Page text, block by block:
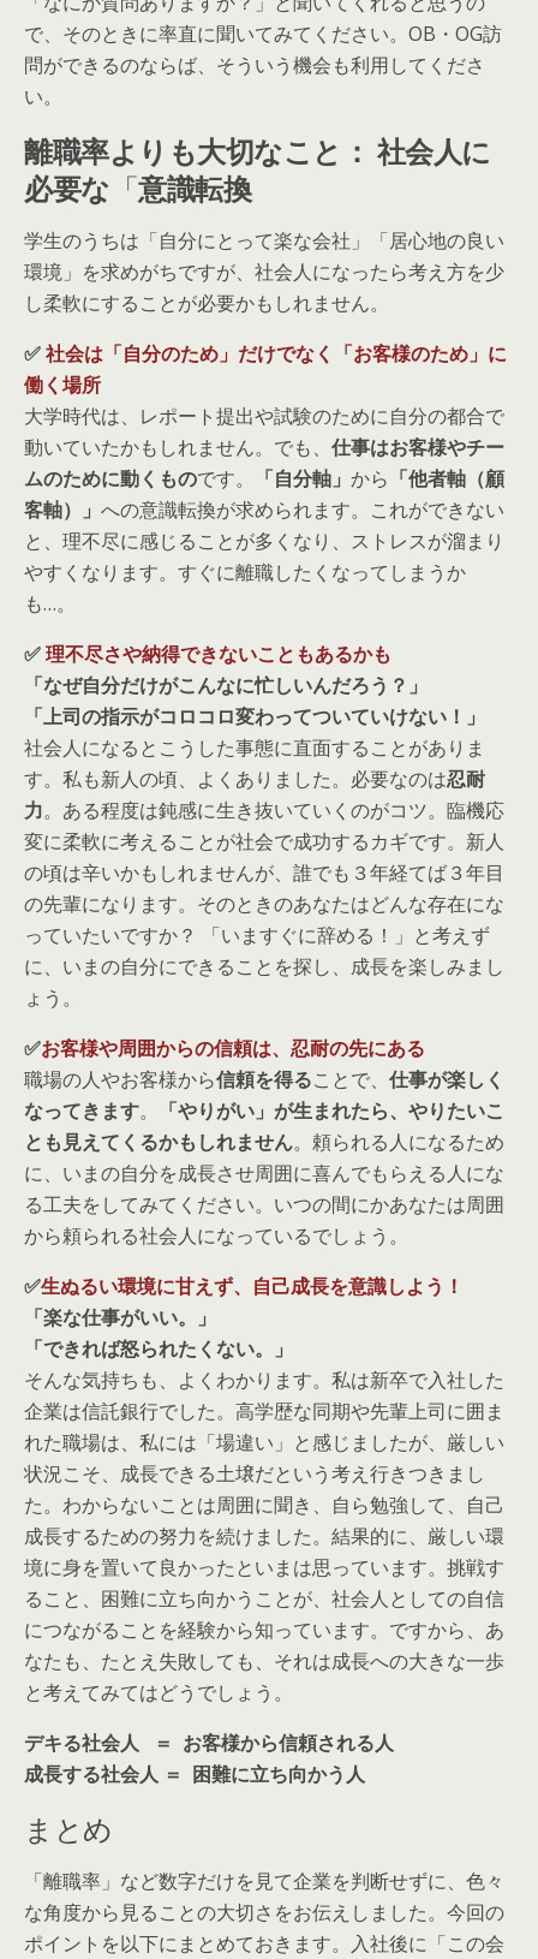
で、そのときに率直に聞いてみてください。OB・OG訪
問ができるのならば、そういう機会も利用してくださ
い。
離職率よりも大切なこと： 社会人に
必要な 「意識転換
学生のうちは「自分にとって楽な会社」「居心地の良い
環境」を求めがちですが、社会人になったら考え方を少
し柔軟にすることが必要かもしれません。
✅社会は「自分のため」だけでなく「お客様のため」に
働く場所
大学時代は、レポート提出や試験のために自分の都合で
動いていたかもしれません。でも、 仕事はお客様やチー
ムのために動くものです。 「自分軸」 から 「他者軸（顧
客軸）」 への意識転換が求められます。これができない
と、理不尽に感じることが多くなり、ストレスが溜まり
やすくなります。すぐに離職したくなってしまうか
も…。
✅理不尽さや納得できないこともあるかも
「なぜ自分だけがこんなに忙しいんだろう？」
「上司の指示がコロコロ変わってついていけない！」
社会人になるとこうした事態に直面することがありま
す。私も新人の頃、よくありました。必要なのは忍耐
力。ある程度は鈍感に生き抜いていくのがコツ。臨機応
変に柔軟に考えることが社会で成功するカギです。新人
の頃は辛いかもしれませんが、誰でも３年経てば３年目
の先輩になります。そのときのあなたはどんな存在にな
っていたいですか？ 「いますぐに辞める！」と考えず
に、いまの自分にできることを探し、成長を楽しみまし
ょう。
✅お客様や周囲からの信頼は、忍耐の先にある
職場の人やお客様から信頼を得ることで、 仕事が楽しく
なってきます。
「やりがい」が生まれたら、やりたいこ
とも見えてくるかもしれません。頼られる人になるため
に、いまの自分を成長させ周囲に喜んでもらえる人にな
る工夫をしてみてください。いつの間にかあなたは周囲
から頼られる社会人になっているでしょう。
✅生ぬるい環境に甘えず、自己成長を意識しよう！
「楽な仕事がいい。」
「できれば怒られたくない。」
そんな気持ちも、よくわかります。私は新卒で入社した
企業は信託銀行でした。高学歴な同期や先輩上司に囲ま
れた職場は、私には「場違い」と感じましたが、厳しい
状況こそ、成長できる土壌だという考え行きつきまし
た。わからないことは周囲に聞き、自ら勉強して、自己
成長するための努力を続けました。結果的に、厳しい環
境に身を置いて良かったといまは思っています。挑戦す
ること、困難に立ち向かうことが、社会人としての自信
につながることを経験から知っています。ですから、あ
なたも、たとえ失敗しても、それは成長への大きな一歩
と考えてみてはどうでしょう。
デキる社会人 ＝ お客様から信頼される人
成長する社会人 ＝ 困難に立ち向かう人
まとめ
「離職率」など数字だけを見て企業を判断せずに、色々
な角度から見ることの大切さをお伝えしました。今回の
ポイントを以下にまとめておきます。入社後に「この会